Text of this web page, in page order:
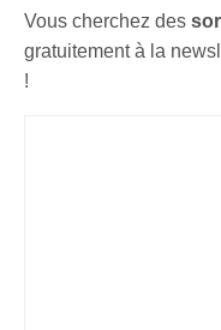
Vous cherchez des
gratuitement à la
!